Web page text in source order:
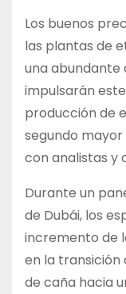
Los buenos
las plantas de
una abundante
impulsarán
producción de
segundo
con analistas y
Durante un
de Dubái, los
incremento de
en la transición
de caña hacia